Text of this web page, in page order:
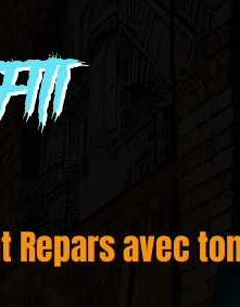
Repars avec